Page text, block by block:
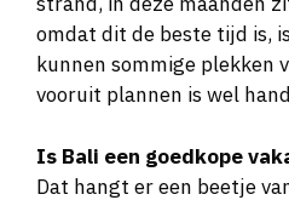
omdat dit de beste tijd is,
kunnen sommige plekken
vooruit plannen is wel
Is Bali een goedkope
Dat hangt er een beetje